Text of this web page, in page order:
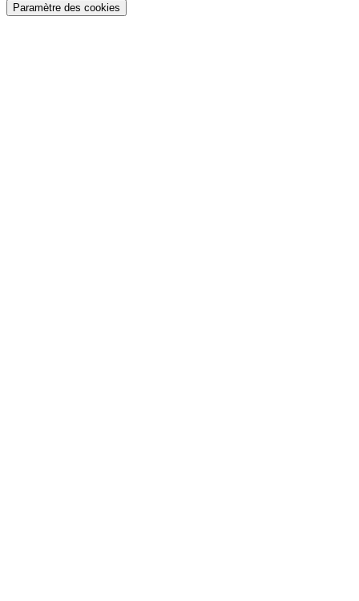
Paramètre des cookies